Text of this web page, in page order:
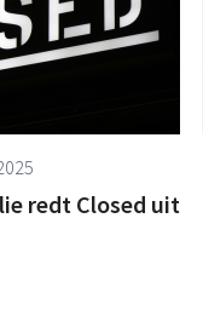
redt Closed uit